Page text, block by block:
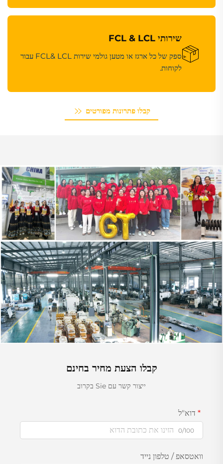
שירותי FCL & LCL
ספק של כל ארגז או מטען גולמי שירות FCL& LCL עבור
לקוחות.
קבלו פתרונות מפורטים
קבלו הצעת מחיר בחינם
ייצור קשר עם Sie בקרוב
דוא"ל
0/100
וואטסאפ / טלפון נייד